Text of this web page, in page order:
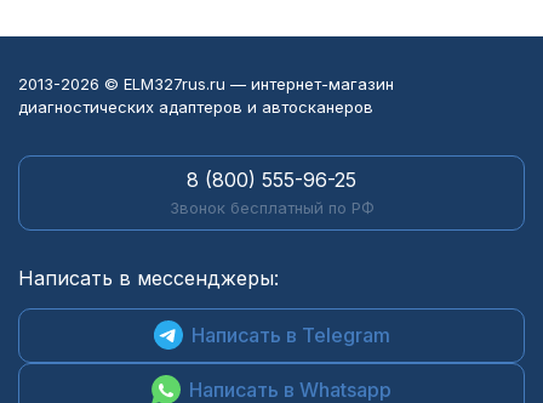
2013-2026 © ELM327rus.ru — интернет-магазин
диагностических адаптеров и автосканеров
8 (800) 555-96-25
Звонок бесплатный по РФ
Написать в мессенджеры:
Написать в Telegram
Написать в Whatsapp